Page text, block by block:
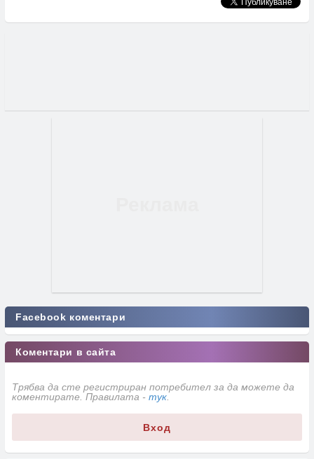
Facebook коментари
Коментари в сайта
Трябва да сте регистриран потребител за да можете да
коментирате. Правилата - тук
Вход